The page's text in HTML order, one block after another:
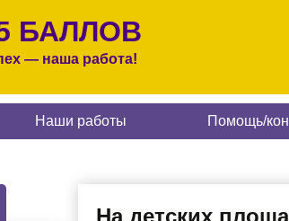
БАЛЛОВ
— наша работа!
Наши работы Помощь/
На детских